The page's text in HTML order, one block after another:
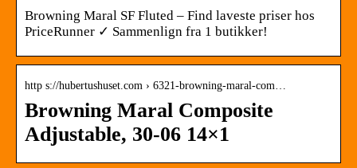
Browning Maral SF Fluted – Find laveste priser hos
PriceRunner ✓ Sammenlign fra 1 butikker!
http s://hubertushuset.com › 6321-browning-maral-com…
Browning Maral Composite
Adjustable, 30-06 14×1